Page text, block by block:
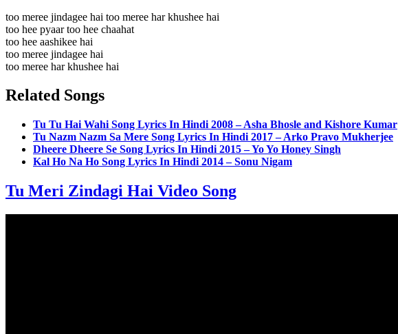
too meree jindagee hai too meree har khushee hai
too hee pyaar too hee chaahat
too hee aashikee hai
too meree jindagee hai
too meree har khushee hai
Related Songs
Tu Tu Hai Wahi Song Lyrics In Hindi 2008 – Asha Bhosle and Kishore Kumar
Tu Nazm Nazm Sa Mere Song Lyrics In Hindi 2017 – Arko Pravo Mukherjee
Dheere Dheere Se Song Lyrics In Hindi 2015 – Yo Yo Honey Singh
Kal Ho Na Ho Song Lyrics In Hindi 2014 – Sonu Nigam
Tu Meri Zindagi Hai Video Song